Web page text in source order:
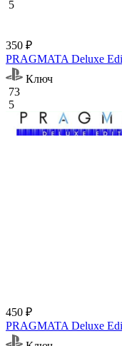
5
350 ₽
PRAGMATA Deluxe
Ключ
73
5
450 ₽
PRAGMATA Deluxe